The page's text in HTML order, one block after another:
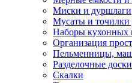
Миски и дуршлаги
Мусаты и точилки
Наборы кухонных
Организация
Пельменницы,
Разделочные доски
Скалки